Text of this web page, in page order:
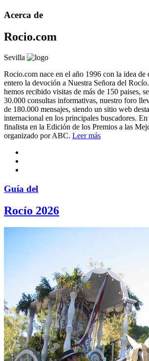
Acerca de
Rocio.com
Sevilla
Rocio.com nace en el año 1996 con la idea
entero la devoción a Nuestra Señora del
hemos recibido visitas de más de 150 paises,
30.000 consultas informativas, nuestro foro
de 180.000 mensajes, siendo un sitio web
internacional en los principales buscadores.
finalista en la Edición de los Premios a las
organizado por ABC. Leer más
Guía del
Rocío 2026